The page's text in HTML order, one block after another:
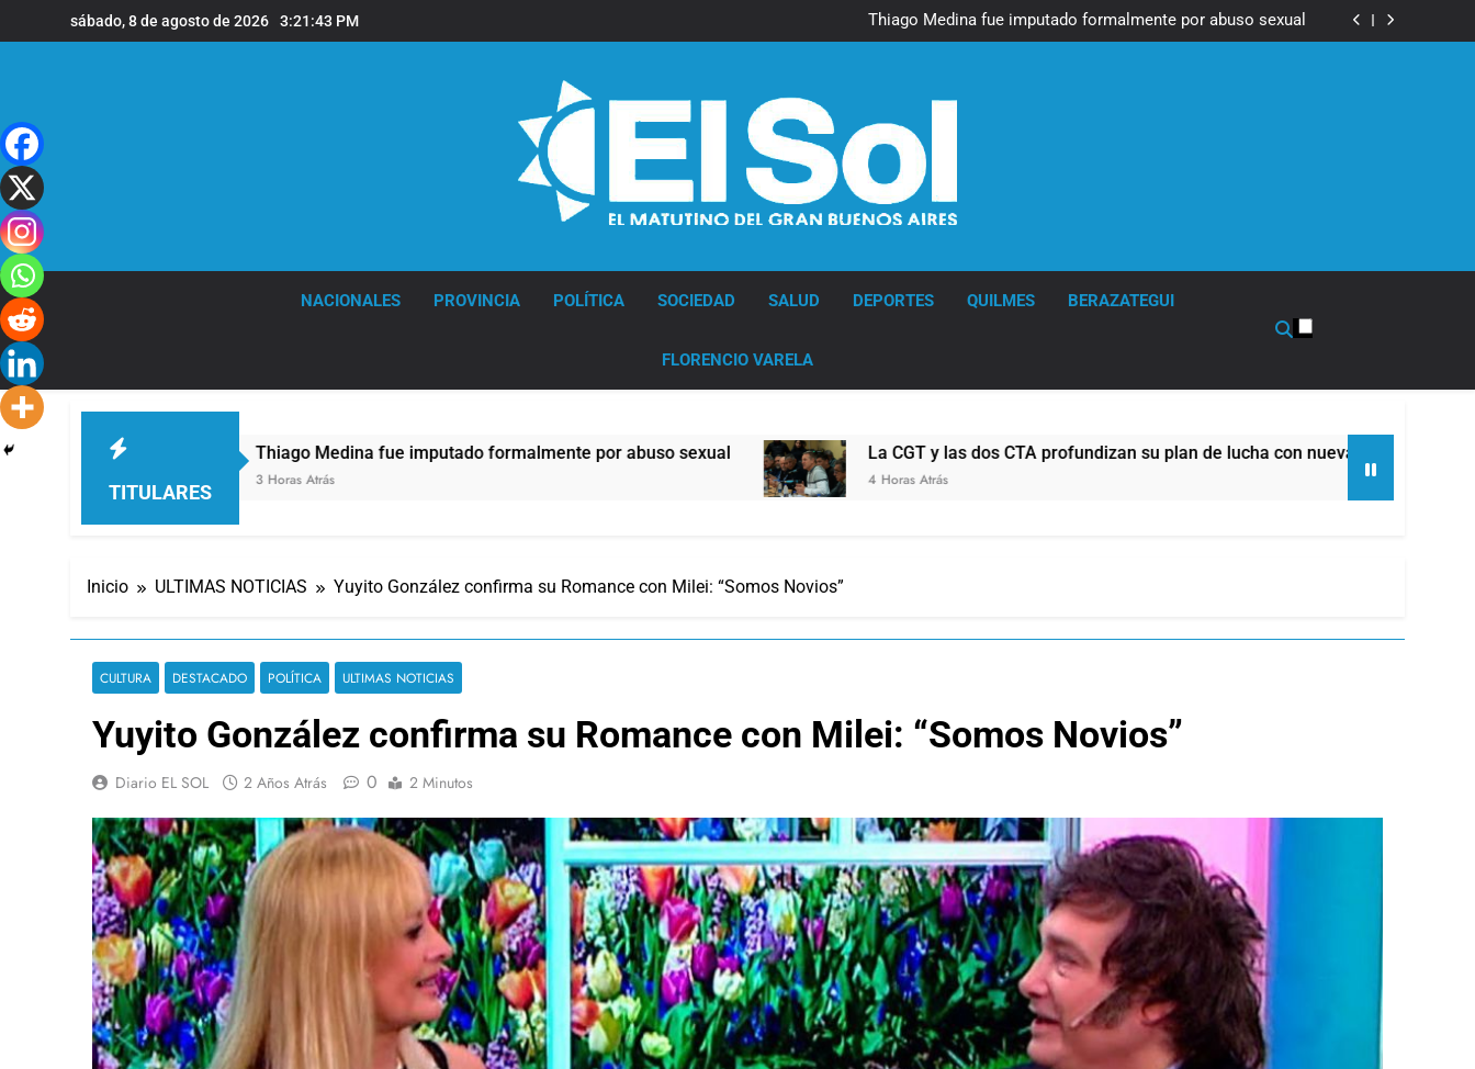
al
sábado, 8 de agosto de 2026 3:21:45 PM
Thiago Medina fue imputado formalmente por abuso sexual
La CGT y las dos CTA profundizan su plan de lucha con nuevas marchas
La CGT y las dos CTA profundizan su plan de lucha con nuevas marchas
NACIONALES PROVINCIA POLÍTICA SOCIEDAD SALUD DEPORTES QUILMES BERAZATEGUI
FLORENCIO VARELA
TITULARES
Thiago Medina fue imputado formalmente por abuso sexual La CGT y las dos CTA profundizan su plan de lucha con nuevas marchas contra el Gobierno
4 Horas Atrás
Inicio ULTIMAS NOTICIAS Yuyito González confirma su Romance con Milei: “Somos Novios”
CULTURA DESTACADO POLÍTICA ULTIMAS NOTICIAS
Yuyito González confirma su Romance con Milei: “Somos Novios”
Diario EL SOL 2 Años Atrás 0 2 Minutos